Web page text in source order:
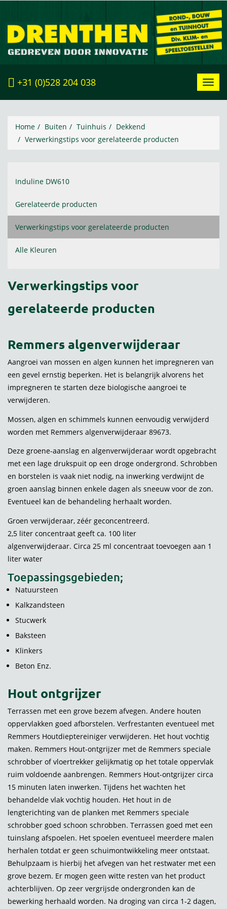
+31 (0)528 204 038
Home Buiten Tuinhuis
Dekkend
Verwerkingstips voor gerelateerde producten
Induline DW610
Gerelateerde producten
Verwerkingstips voor gerelateerde producten
Alle Kleuren
Verwerkingstips voor
gerelateerde producten
Remmers algenverwijderaar
Aangroei van mossen en algen kunnen het impregneren van
een gevel ernstig beperken. Het is belangrijk alvorens het
impregneren te starten deze biologische aangroei te
verwijderen.
Mossen, algen en schimmels kunnen eenvoudig verwijderd
worden met Remmers algenverwijderaar 89673.
Deze groene-aanslag en algenverwijderaar wordt opgebracht
met een lage drukspuit op een droge ondergrond. Schrobben
en borstelen is vaak niet nodig, na inwerking verdwijnt de
groen aanslag binnen enkele dagen als sneeuw voor de zon.
Eventueel kan de behandeling herhaalt worden.
Groen verwijderaar, zéér geconcentreerd.
2,5 liter concentraat geeft ca. 100 liter
algenverwijderaar. Circa 25 ml concentraat toevoegen aan 1
liter water
Toepassingsgebieden;
Natuursteen
Kalkzandsteen
Stucwerk
Baksteen
Klinkers
Beton Enz.
Hout ontgrijzer
Terrassen met een grove bezem afvegen. Andere houten
oppervlakken goed afborstelen. Verfrestanten eventueel met
Remmers Houtdieptereiniger verwijderen. Het hout vochtig
maken. Remmers Hout-ontgrijzer met de Remmers speciale
schrobber of vloertrekker gelijkmatig op het totale oppervlak
ruim voldoende aanbrengen. Remmers Hout-ontgrijzer circa
15 minuten laten inwerken. Tijdens het wachten het
behandelde vlak vochtig houden. Het hout in de
lengterichting van de planken met Remmers speciale
schrobber goed schoon schrobben. Terrassen goed met een
tuinslang afspoelen. Het spoelen eventueel meerdere malen
herhalen totdat er geen schuimontwikkeling meer ontstaat.
Behulpzaam is hierbij het afvegen van het restwater met een
grove bezem. Er mogen geen witte resten van het product
achterblijven. Op zeer vergrijsde ondergronden kan de
bewerking herhaald worden. Na droging van circa 1-2 dagen,